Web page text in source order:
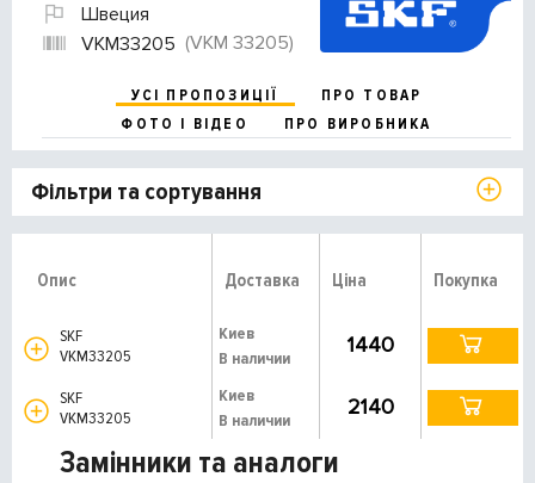
Швеция
VKM33205 (VKM 33205)
УСІ ПРОПОЗИЦІЇ
ПРО ТОВАР
ФОТО І ВІДЕО
ПРО ВИРОБНИКА
Фільтри та сортування
Опис Доставка Ціна Покупка
SKF
VKM33205
Киев
В наличии
1440
SKF
VKM33205
Киев
В наличии
2140
Замінники та аналоги